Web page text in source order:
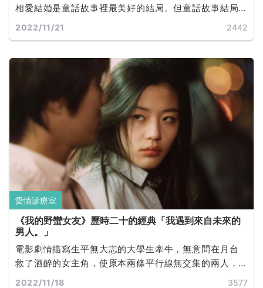
相愛結婚是童話故事裡最美好的結局。但童話故事結局
之後，公主與王子需要過生活，現實生活中不如童話，
2022/11/21 2442
愛情診療室
《我的野蠻女友》歷時二十的經典「我遇到來自未來的
男人。」
電影劇情描寫生平無大志的大學生牽牛，無意間在月台
救了酒醉的女主角，使原本兩條平行線無交集的兩人，
產生了連結。整天無所事事的牽牛，受到女主角個性的
2022/11/18 3577